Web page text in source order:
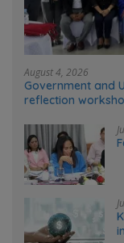
August 4, 2026
Government and
reflection